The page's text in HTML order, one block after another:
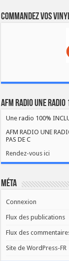
Commandez vos
AFM RADIO UNE
Une radio 100%
AFM RADIO UNE
PAS DE C
Rendez-vous ici
Méta
Connexion
Flux des publications
Flux des
Site de WordPress-FR